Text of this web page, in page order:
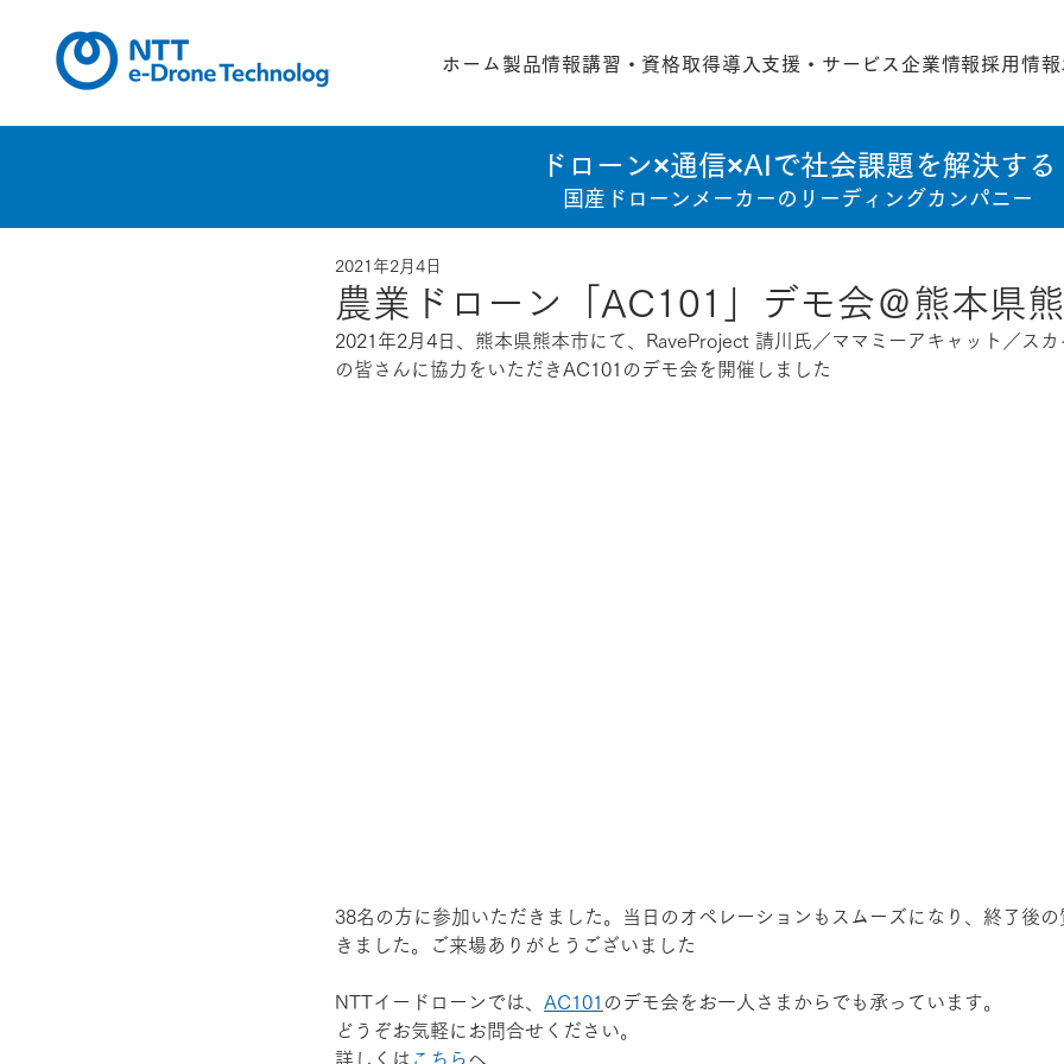
ホーム 製品情報講習・資格取得導入支援・サービス 企業情報採用情報
ドローン×通信×AIで社会課題を解決する
国産ドローンメーカーのリーディングカンパニー
農業ドローン「AC101」デモ会＠熊本県
2021年2月4日
2021年2月4日、熊本県熊本市にて、RaveProject 請川氏／ママミーアキャット／ス
の皆さんに協力をいただき AC101のデモ会を開催しました
38名の方に参加いただきました。当日のオペレーションもスムーズになり、終了後
きました。ご来場ありがとうございました
NTTイードローンでは、 AC101 のデモ会をお一人さまからでも承っています。
どうぞお気軽にお問合せください。
詳しくは こちらへ